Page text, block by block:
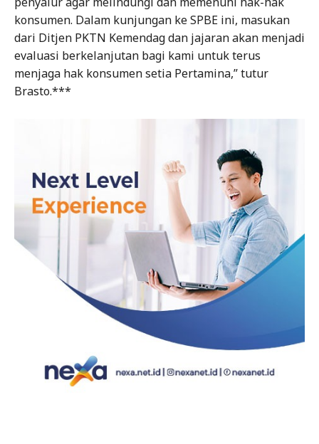
konsumen. Dalam kunjungan ke SPBE ini, masukan
dari Ditjen PKTN Kemendag dan jajaran akan menjadi
evaluasi berkelanjutan bagi kami untuk terus
menjaga hak konsumen setia Pertamina,” tutur
Brasto.***